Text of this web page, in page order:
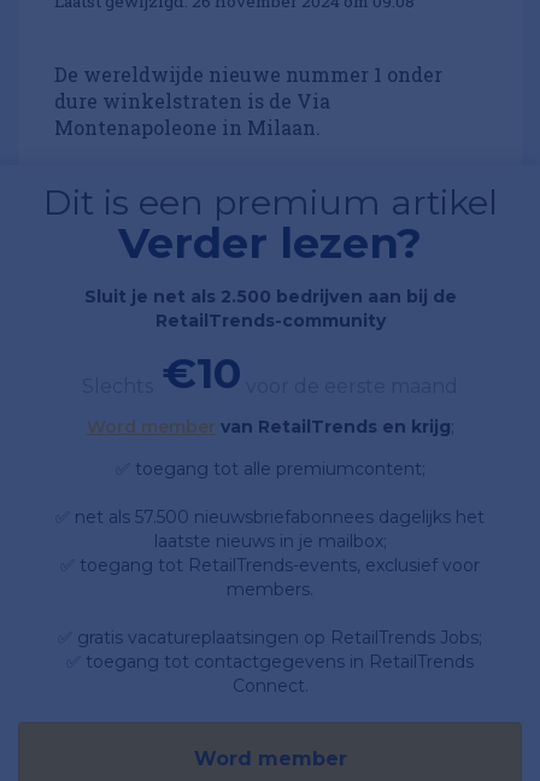
De wereldwijde nieuwe nummer 1 onder
dure winkelstraten is de Via
Montenapoleone in Milaan.
Dit is een premium artikel
Verder lezen?
Sluit je net als 2.500 bedrijven aan bij de
RetailTrends-community
€10
Word member van RetailTrends en krijg;
✅ toegang tot alle premiumcontent;
✅ net als 57.500 nieuwsbriefabonnees dagelijks het
laatste nieuws in je mailbox;
✅ toegang tot RetailTrends-events, exclusief voor
members.
✅ gratis vacatureplaatsingen op RetailTrends Jobs;
✅ toegang tot contactgegevens in RetailTrends
Connect.
Word member